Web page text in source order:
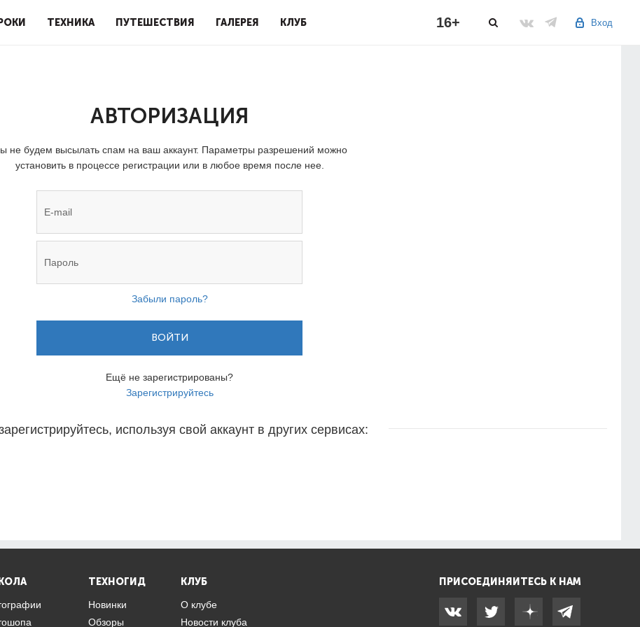
ТЕХНИКА ПУТЕШЕСТВИЯ ГАЛЕРЕЯ КЛУБ Вход
16+
АВТОРИЗАЦИЯ
не будем высылать спам на ваш аккаунт. Параметры разрешений можно
установить в процессе регистрации или в любое время после нее.
Забыли пароль?
ВОЙТИ
Ещё не зарегистрированы?
Зарегистрируйтесь
используя свой аккаунт в других сервисах:
ТЕХНОГИД
Новинки
Обзоры
КЛУБ
О клубе
Новости клуба
ПРИСОЕДИНЯЙТЕСЬ К НАМ